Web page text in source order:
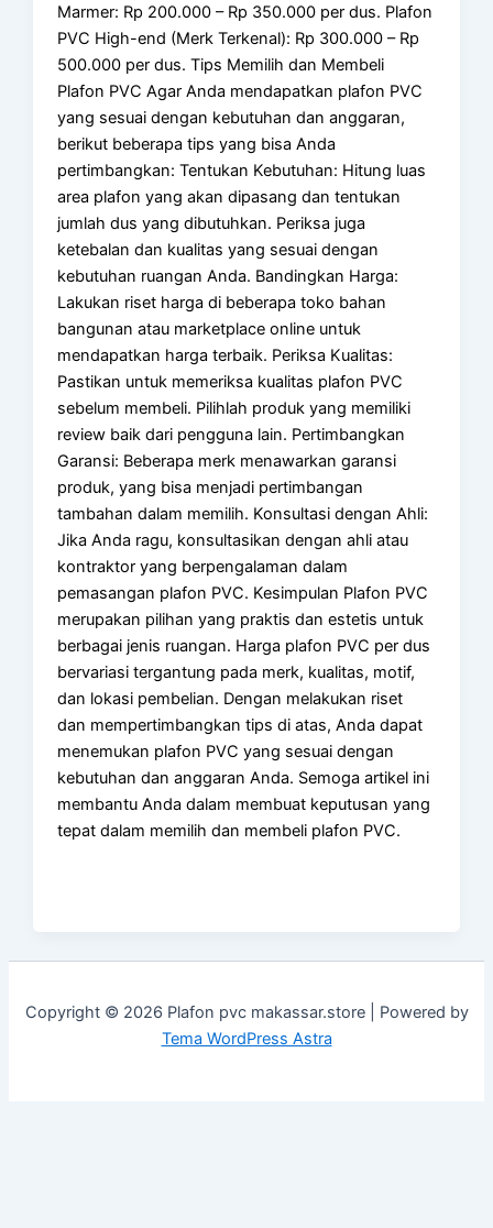
Marmer: Rp 200.000 – Rp 350.000 per dus. Plafon
PVC High-end (Merk Terkenal): Rp 300.000 – Rp
500.000 per dus. Tips Memilih dan Membeli
Plafon PVC Agar Anda mendapatkan plafon PVC
yang sesuai dengan kebutuhan dan anggaran,
berikut beberapa tips yang bisa Anda
pertimbangkan: Tentukan Kebutuhan: Hitung luas
area plafon yang akan dipasang dan tentukan
jumlah dus yang dibutuhkan. Periksa juga
ketebalan dan kualitas yang sesuai dengan
kebutuhan ruangan Anda. Bandingkan Harga:
Lakukan riset harga di beberapa toko bahan
bangunan atau marketplace online untuk
mendapatkan harga terbaik. Periksa Kualitas:
Pastikan untuk memeriksa kualitas plafon PVC
sebelum membeli. Pilihlah produk yang memiliki
review baik dari pengguna lain. Pertimbangkan
Garansi: Beberapa merk menawarkan garansi
produk, yang bisa menjadi pertimbangan
tambahan dalam memilih. Konsultasi dengan Ahli:
Jika Anda ragu, konsultasikan dengan ahli atau
kontraktor yang berpengalaman dalam
pemasangan plafon PVC. Kesimpulan Plafon PVC
merupakan pilihan yang praktis dan estetis untuk
berbagai jenis ruangan. Harga plafon PVC per dus
bervariasi tergantung pada merk, kualitas, motif,
dan lokasi pembelian. Dengan melakukan riset
dan mempertimbangkan tips di atas, Anda dapat
menemukan plafon PVC yang sesuai dengan
kebutuhan dan anggaran Anda. Semoga artikel ini
membantu Anda dalam membuat keputusan yang
tepat dalam memilih dan membeli plafon PVC.
Copyright © 2026 Plafon pvc makassar.store | Powered by
Tema WordPress Astra